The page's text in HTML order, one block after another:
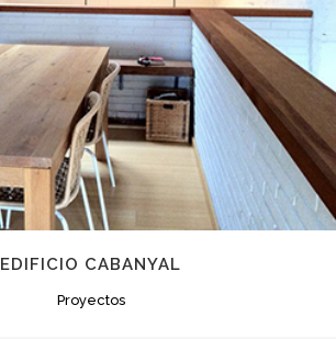
EDIFICIO CABANYAL
Proyectos